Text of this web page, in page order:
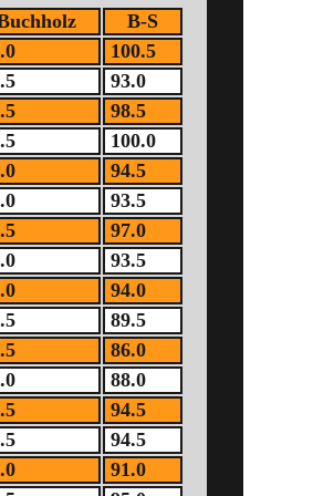
B-S
100.5
93.0
98.5
100.0
94.5
93.5
97.0
93.5
94.0
89.5
86.0
88.0
94.5
94.5
91.0